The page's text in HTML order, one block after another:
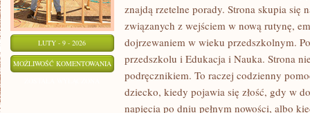
LUTY - 9 - 2026
MOŻLIWOŚĆ KOMENTOWANIA ADAPTACJA
ŻŁOBKU
znajdą rzetelne porady. Strona skupia się
związanych z wejściem w nową rutynę,
dojrzewaniem w wieku przedszkolnym.
przedszkolu i Edukacja i Nauka. Strona
podręcznikiem. To raczej codzienny
dziecko, kiedy pojawia się złość, gdy w
napięcia po dniu pełnym nowości, albo